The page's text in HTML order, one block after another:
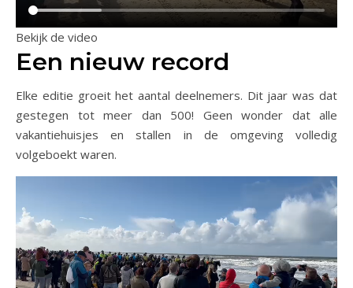
Bekijk de video
Een nieuw record
Elke editie groeit het aantal deelnemers. Dit jaar was dat
gestegen tot meer dan 500! Geen wonder dat alle
vakantiehuisjes en stallen in de omgeving volledig
volgeboekt waren.